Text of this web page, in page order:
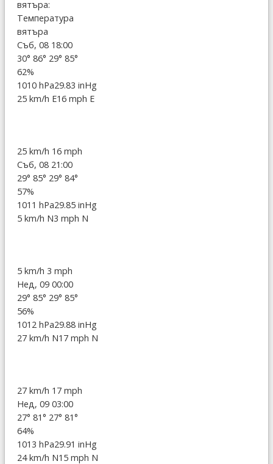
вятъра:
Температура
вятъра
Съб, 08 18:00
30° 86° 29° 85°
62%
1010 hPa29.83 inHg
25 km/h E16 mph E
25 km/h 16 mph
Съб, 08 21:00
29° 85° 29° 84°
57%
1011 hPa29.85 inHg
5 km/h N3 mph N
5 km/h 3 mph
Нед, 09 00:00
29° 85° 29° 85°
56%
1012 hPa29.88 inHg
27 km/h N17 mph N
27 km/h 17 mph
Нед, 09 03:00
27° 81° 27° 81°
64%
1013 hPa29.91 inHg
24 km/h N15 mph N